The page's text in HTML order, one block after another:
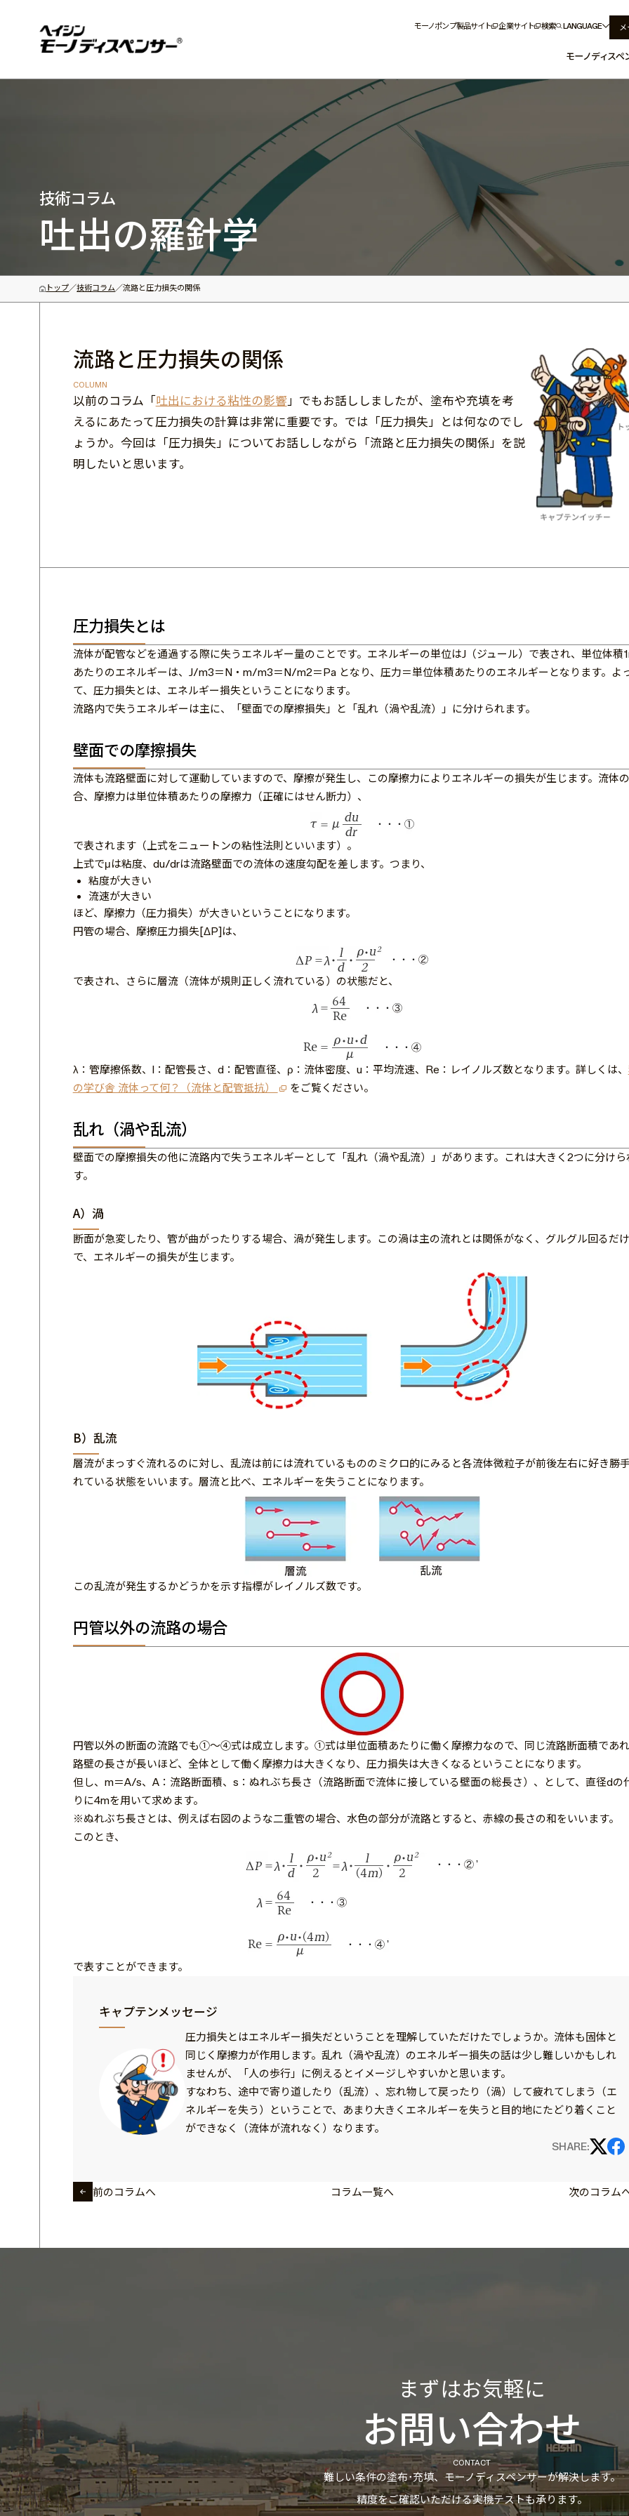
モーノポンプ製品サイト 企業サイト 検索 LANGUAGE メ
モーノディスペ
モーノディスペンサーとは
活用事例 業界から探す
製品情報 ディスペンサー
技術コラム
吐出の羅針学
トップ 技術コラム 流路と圧力損失の関係
流路と圧力損失の関係
COLUMN
以前のコラム「吐出における粘性の影響 」でもお話ししましたが、塗布や充填を考
えるにあたって圧力損失の計算は非常に重要です。では「圧力損失」とは何なのでし
ょうか。今回は「圧力損失」についてお話ししながら「流路と圧力損失の関係」を説
明したいと思います。
圧力損失とは
流体が配管などを通過する際に失うエネルギー量のことです。エネルギーの単位はJ（ジュール）で表され、単位体積
あたりのエネルギーは、J/m3＝N・m/m3＝N/m2＝Pa となり、圧力＝単位体積あたりのエネルギーとなります。よ
て、圧力損失とは、エネルギー損失ということになります。
流路内で失うエネルギーは主に、「壁面での摩擦損失」と「乱れ（渦や乱流）」に分けられます。
壁面での摩擦損失
流体も流路壁面に対して運動していますので、摩擦が発生し、この摩擦力によりエネルギーの損失が生じます。流体
合、摩擦力は単位体積あたりの摩擦力（正確にはせん断力）、
で表されます（上式をニュートンの粘性法則といいます）。
上式でμは粘度、du/drは流路壁面での流体の速度勾配を差します。つまり、
粘度が大きい
流速が大きい
ほど、摩擦力（圧力損失）が大きいということになります。
円管の場合、摩擦圧力損失[ΔP]は、
で表され、さらに層流（流体が規則正しく流れている）の状態だと、
λ：管摩擦係数、l：配管長さ、d：配管直径、ρ：流体密度、u：平均流速、Re：レイノルズ数となります。詳しくは、
の学び舎 流体って何？（流体と配管抵抗）
をご覧ください。
乱れ（渦や乱流）
壁面での摩擦損失の他に流路内で失うエネルギーとして「乱れ（渦や乱流）」があります。これは大きく2つに分けら
す。
A）渦
断面が急変したり、管が曲がったりする場合、渦が発生します。この渦は主の流れとは関係がなく、グルグル回るだ
で、エネルギーの損失が生じます。
B）乱流
層流がまっすぐ流れるのに対し、乱流は前には流れているもののミクロ的にみると各流体微粒子が前後左右に好き勝
れている状態をいいます。層流と比べ、エネルギーを失うことになります。
この乱流が発生するかどうかを示す指標がレイノルズ数です。
円管以外の流路の場合
円管以外の断面の流路でも①～④式は成立します。①式は単位面積あたりに働く摩擦力なので、同じ流路断面積であ
路壁の長さが長いほど、全体として働く摩擦力は大きくなり、圧力損失は大きくなるということになります。
但し、m＝A/s、A：流路断面積、s：ぬれぶち長さ（流路断面で流体に接している壁面の総長さ）、として、直径dの
りに4mを用いて求めます。
※ぬれぶち長さとは、例えば右図のような二重管の場合、水色の部分が流路とすると、赤線の長さの和をいいます。
このとき、
で表すことができます。
キャプテンメッセージ
圧力損失とはエネルギー損失だということを理解していただけたでしょうか。流体も固体と
同じく摩擦力が作用します。乱れ（渦や乱流）のエネルギー損失の話は少し難しいかもしれ
ませんが、「人の歩行」に例えるとイメージしやすいかと思います。
すなわち、途中で寄り道したり（乱流）、忘れ物して戻ったり（渦）して疲れてしまう（エ
ネルギーを失う）ということで、あまり大きくエネルギーを失うと目的地にたどり着くこと
ができなく（流体が流れなく）なります。
SHARE:
前のコラムへ コラム一覧へ 次のコラム
まずはお気軽に
お問い合わせ
CONTACT
難しい条件の塗布･充填、モーノディスペンサーが解決します。
精度をご確認いただける実機テストも承ります。